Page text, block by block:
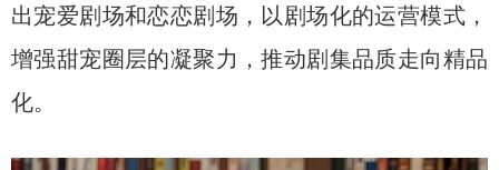
出宠爱剧场和恋恋剧场，以剧场化的运营模式，
增强甜宠圈层的凝聚力，推动剧集品质走向精品
化。